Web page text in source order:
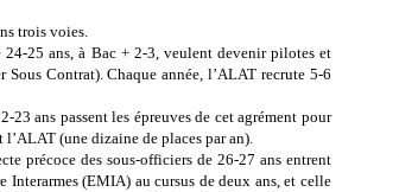
trois voies.
24-25 ans, à Bac + 2-3, veulent devenir pilotes et
Contrat). Chaque année, l’ALAT recrute 5-6
23 ans passent les épreuves de cet agrément pour
(une dizaine de places par an).
précoce des sous-officiers de 26-27 ans entrent
Interarmes (EMIA) au cursus de deux ans, et celle